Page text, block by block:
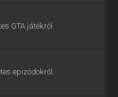
GTA játékról.
epizódokról.